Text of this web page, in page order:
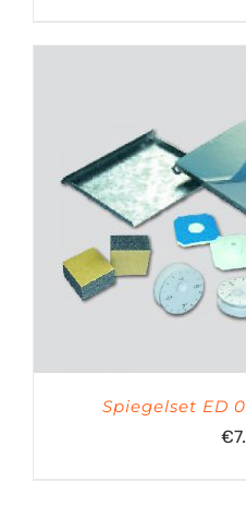
Spiegelset ED
€